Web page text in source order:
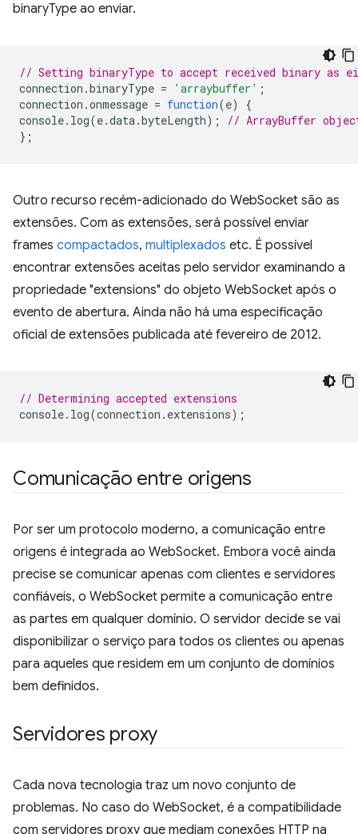
binaryType ao enviar.
// Setting binaryType to accept received binary
connection .binaryType = 'arraybuffer' ;
connection .onmessage = function(e)
{
console. log(e.data.byteLength);
// ArrayBuffer
};
Outro recurso recém-adicionado do WebSocket são as
extensões. Com as extensões, será possível enviar
frames compactados, multiplexados etc. É possível
encontrar extensões aceitas pelo servidor examinando a
propriedade "extensions" do objeto WebSocket após o
evento de abertura. Ainda não há uma especificação
oficial de extensões publicada até fevereiro de 2012.
// Determining accepted extensions
console. log(connection . extensions);
Comunicação entre origens
Por ser um protocolo moderno, a comunicação entre
origens é integrada ao WebSocket. Embora você ainda
precise se comunicar apenas com clientes e servidores
confiáveis, o WebSocket permite a comunicação entre
as partes em qualquer domínio. O servidor decide se vai
disponibilizar o serviço para todos os clientes ou apenas
para aqueles que residem em um conjunto de domínios
bem definidos.
Servidores proxy
Cada nova tecnologia traz um novo conjunto de
problemas. No caso do WebSocket, é a compatibilidade
com servidores proxy que mediam conexões HTTP na